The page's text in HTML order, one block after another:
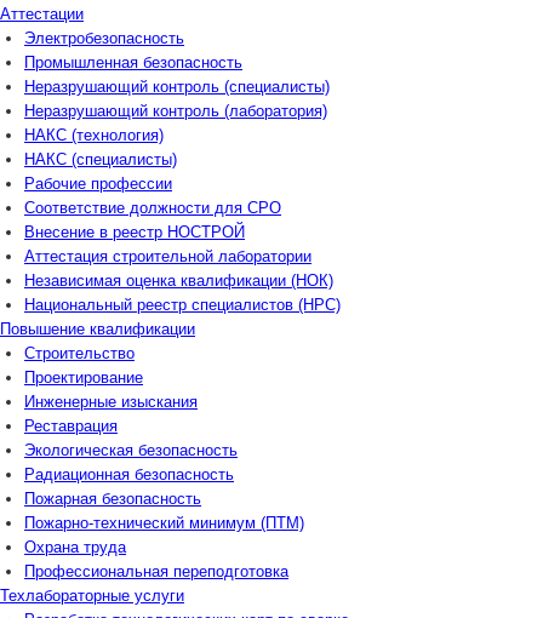
Аттестации
Электробезопасность
Промышленная безопасность
Неразрушающий контроль (специалисты)
Неразрушающий контроль (лаборатория)
НАКС (технология)
НАКС (специалисты)
Рабочие профессии
Соответствие должности для СРО
Внесение в реестр НОСТРОЙ
Аттестация строительной лаборатории
Независимая оценка квалификации (НОК)
Национальный реестр специалистов (НРС)
Повышение квалификации
Строительство
Проектирование
Инженерные изыскания
Реставрация
Экологическая безопасность
Радиационная безопасность
Пожарная безопасность
Пожарно-технический минимум (ПТМ)
Охрана труда
Профессиональная переподготовка
Техлабораторные услуги